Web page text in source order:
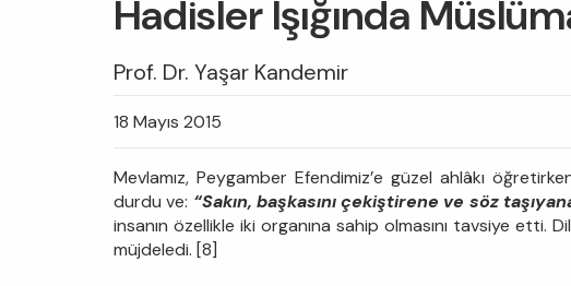
Hadisler Işığında
Prof. Dr. Yaşar Kandemir
18 Mayıs 2015
Mevlamız, Peygamber Efendimiz’e güzel ahlâkı
durdu ve: “Sakın, başkasını çekiştirene ve söz
insanın özellikle iki organına sahip olmasını tavsiye
müjdeledi. [8]